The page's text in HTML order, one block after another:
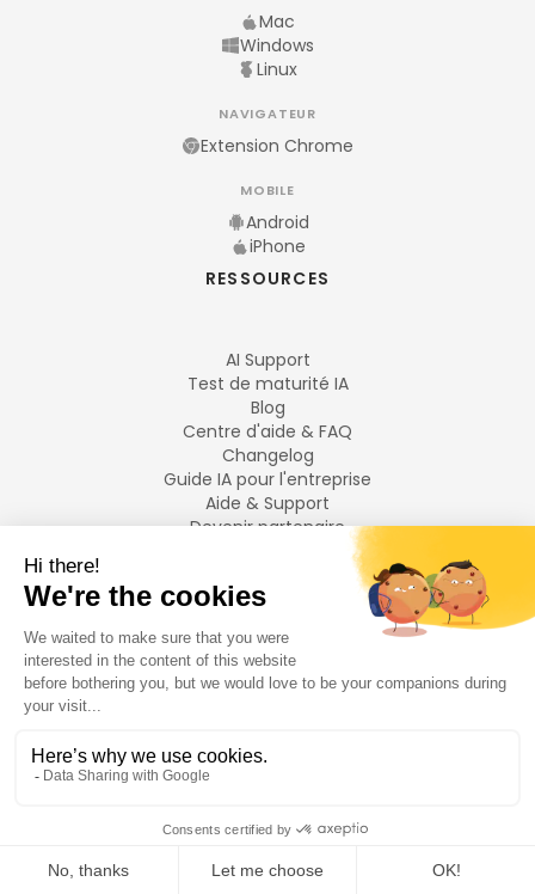
Mac
Windows
Linux
NAVIGATEUR
Extension Chrome
MOBILE
Android
iPhone
RESSOURCES
AI Support
Test de maturité IA
Blog
Centre d'aide & FAQ
Changelog
Guide IA pour l'entreprise
Aide & Support
Devenir partenaire
LANGUES
Français
English
2026Swiftask. Tous droits réservés.